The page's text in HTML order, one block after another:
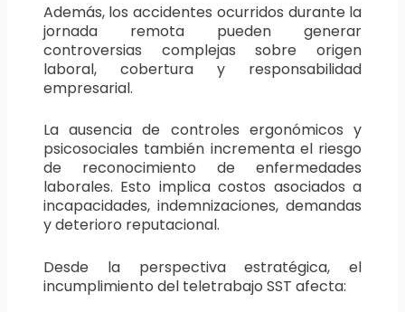
Además, los accidentes ocurridos durante la
jornada remota pueden generar
controversias complejas sobre origen
laboral, cobertura y responsabilidad
empresarial.
La ausencia de controles ergonómicos y
psicosociales también incrementa el riesgo
de reconocimiento de enfermedades
laborales. Esto implica costos asociados a
incapacidades, indemnizaciones, demandas
y deterioro reputacional.
Desde la perspectiva estratégica, el
incumplimiento del teletrabajo SST afecta: